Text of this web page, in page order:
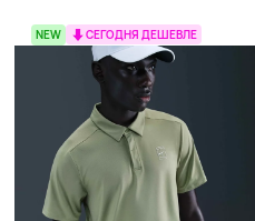
NEW СЕГОДНЯ ДЕШЕВЛЕ